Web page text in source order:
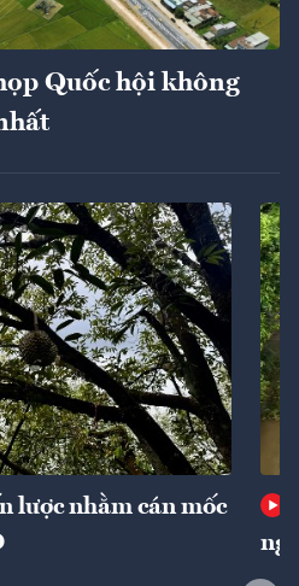
Quốc hội không
lược nhằm cán mốc